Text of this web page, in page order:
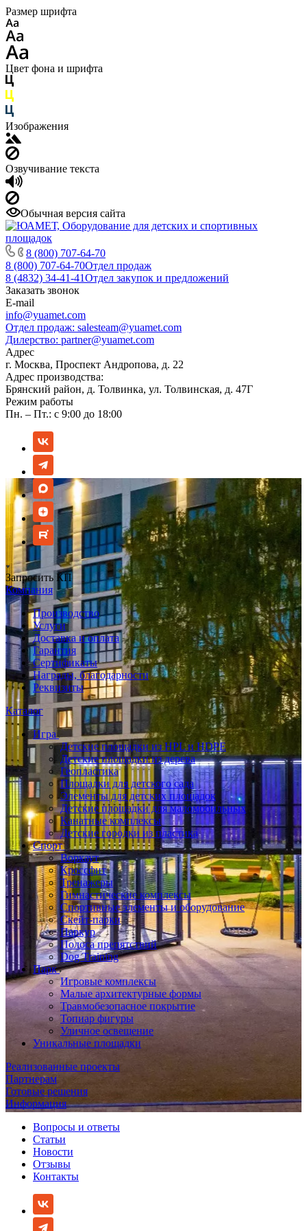
Размер шрифта
Цвет фона и шрифта
Изображения
Озвучивание текста
Обычная версия сайта
8 (800) 707-64-70
8 (800) 707-64-70Отдел продаж
8 (4832) 34-41-41Отдел закупок и предложений
Заказать звонок
E-mail
info@yuamet.com
Отдел продаж: salesteam@yuamet.com
Дилерство: partner@yuamet.com
Адрес
г. Москва, Проспект Андропова, д. 22
Адрес производства:
Брянский район, д. Толвинка, ул. Толвинская, д. 47Г
Режим работы
Пн. – Пт.: с 9:00 до 18:00
Запросить КП
Компания
Производство
Услуги
Доставка и оплата
Гарантия
Сертификаты
Награды, благодарности
Реквизиты
Каталог
Игра
Детские площадки из HPL и HDPE
Детские площадки из дерева
Геопластика
Площадки для детского сада
Элементы для детских площадок
Детские площадки для маломобильных
Канатные комплексы
Детские городки из пластика
Спорт
Воркаут
Кроссфит
Тренажеры
Гимнастические комплексы
Спортивные элементы и оборудование
Скейт-парки
Паркур
Полоса препятствий
Dog Training
Парк
Игровые комплексы
Малые архитектурные формы
Травмобезопасное покрытие
Топиар фигуры
Уличное освещение
Уникальные площадки
Реализованные проекты
Партнерам
Готовые решения
Информация
Вопросы и ответы
Статьи
Новости
Отзывы
Контакты